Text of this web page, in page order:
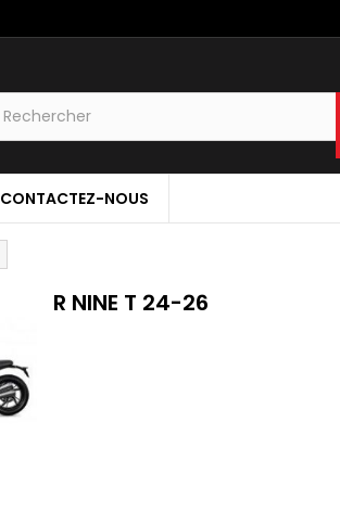
CONTACTEZ-NOUS
R NINE T 24-26